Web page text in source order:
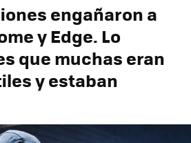
engañaron a
y Edge. Lo
que muchas eran
y estaban